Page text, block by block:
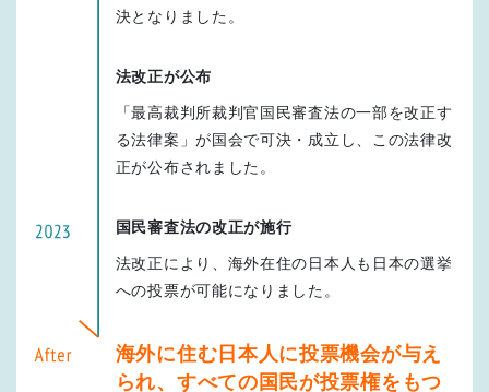
決となりました。
法改正が公布
「最高裁判所裁判官国民審査法の一部を改正す
る法律案」が国会で可決・成立し、この法律改
正が公布されました。
国民審査法の改正が施行
法改正により、海外在住の日本人も日本の選挙
への投票が可能になりました。
海外に住む日本人に投票機会が与え
られ、すべての国民が投票権をもつ